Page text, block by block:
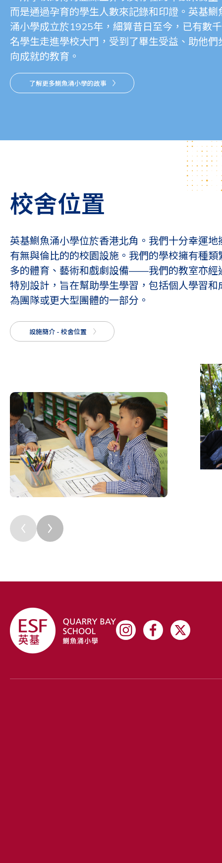
而是通過孕育的學生人數來記錄和印證。英基鰂
涌小學成立於1925年，細算昔日至今，已有數千
名學生走進學校大門，受到了畢生受益、助他們
向成就的教育。
了解更多鰂魚涌小學的故事
校舍位置
英基鰂魚涌小學位於香港北角。我們十分幸運地
有無與倫比的的校園設施。我們的學校擁有種類
多的體育、藝術和戲劇設備——我們的教室亦經
特別設計，旨在幫助學生學習，包括個人學習和
為團隊或更大型團體的一部分。
設施簡介 - 校舍位置